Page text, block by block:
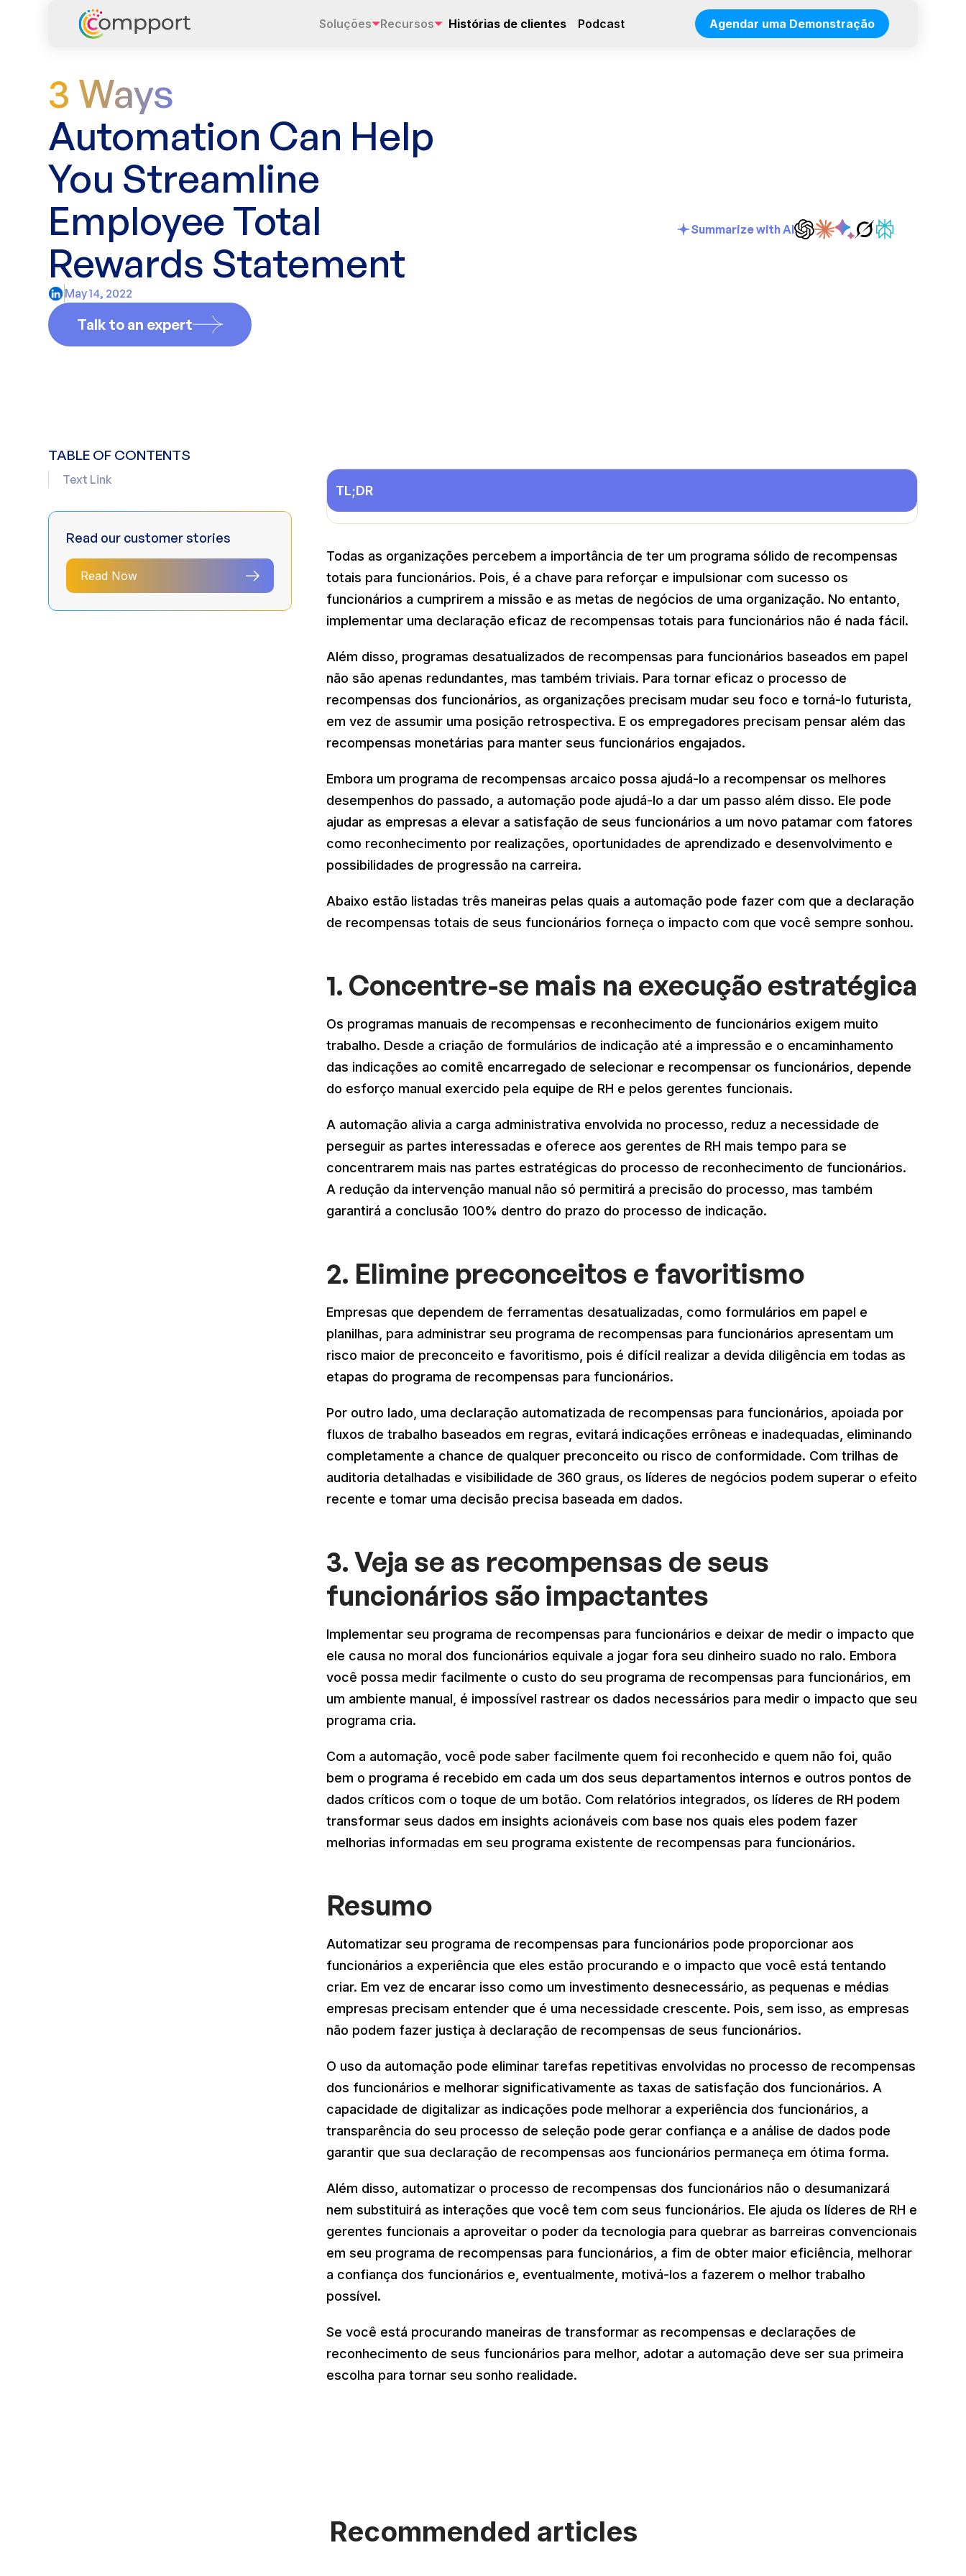
Soluções Recursos Histórias de clientes Podcast Agendar uma Demonstração
3 Ways
Automation Can Help
You Streamline
Employee Total
Rewards Statement
May 14, 2022
Talk to an expert
Summarize with AI
TABLE OF CONTENTS
Text Link
Read our customer stories
Read Now
TL;DR
Todas as organizações percebem a importância de ter um programa sólido de recompensas
totais para funcionários. Pois, é a chave para reforçar e impulsionar com sucesso os
funcionários a cumprirem a missão e as metas de negócios de uma organização. No entanto,
implementar uma declaração eficaz de recompensas totais para funcionários não é nada fácil.
Além disso, programas desatualizados de recompensas para funcionários baseados em papel
não são apenas redundantes, mas também triviais. Para tornar eficaz o processo de
recompensas dos funcionários, as organizações precisam mudar seu foco e torná-lo futurista,
em vez de assumir uma posição retrospectiva. E os empregadores precisam pensar além das
recompensas monetárias para manter seus funcionários engajados.
Embora um programa de recompensas arcaico possa ajudá-lo a recompensar os melhores
desempenhos do passado, a automação pode ajudá-lo a dar um passo além disso. Ele pode
ajudar as empresas a elevar a satisfação de seus funcionários a um novo patamar com fatores
como reconhecimento por realizações, oportunidades de aprendizado e desenvolvimento e
possibilidades de progressão na carreira.
Abaixo estão listadas três maneiras pelas quais a automação pode fazer com que a declaração
de recompensas totais de seus funcionários forneça o impacto com que você sempre sonhou.
1. Concentre-se mais na execução estratégica
Os programas manuais de recompensas e reconhecimento de funcionários exigem muito
trabalho. Desde a criação de formulários de indicação até a impressão e o encaminhamento
das indicações ao comitê encarregado de selecionar e recompensar os funcionários, depende
do esforço manual exercido pela equipe de RH e pelos gerentes funcionais.
A automação alivia a carga administrativa envolvida no processo, reduz a necessidade de
perseguir as partes interessadas e oferece aos gerentes de RH mais tempo para se
concentrarem mais nas partes estratégicas do processo de reconhecimento de funcionários.
A redução da intervenção manual não só permitirá a precisão do processo, mas também
garantirá a conclusão 100% dentro do prazo do processo de indicação.
2. Elimine preconceitos e favoritismo
Empresas que dependem de ferramentas desatualizadas, como formulários em papel e
planilhas, para administrar seu programa de recompensas para funcionários apresentam um
risco maior de preconceito e favoritismo, pois é difícil realizar a devida diligência em todas as
etapas do programa de recompensas para funcionários.
Por outro lado, uma declaração automatizada de recompensas para funcionários, apoiada por
fluxos de trabalho baseados em regras, evitará indicações errôneas e inadequadas, eliminando
completamente a chance de qualquer preconceito ou risco de conformidade. Com trilhas de
auditoria detalhadas e visibilidade de 360 graus, os líderes de negócios podem superar o efeito
recente e tomar uma decisão precisa baseada em dados.
3. Veja se as recompensas de seus
funcionários são impactantes
Implementar seu programa de recompensas para funcionários e deixar de medir o impacto que
ele causa no moral dos funcionários equivale a jogar fora seu dinheiro suado no ralo. Embora
você possa medir facilmente o custo do seu programa de recompensas para funcionários, em
um ambiente manual, é impossível rastrear os dados necessários para medir o impacto que seu
programa cria.
Com a automação, você pode saber facilmente quem foi reconhecido e quem não foi, quão
bem o programa é recebido em cada um dos seus departamentos internos e outros pontos de
dados críticos com o toque de um botão. Com relatórios integrados, os líderes de RH podem
transformar seus dados em insights acionáveis com base nos quais eles podem fazer
melhorias informadas em seu programa existente de recompensas para funcionários.
Resumo
Automatizar seu programa de recompensas para funcionários pode proporcionar aos
funcionários a experiência que eles estão procurando e o impacto que você está tentando
criar. Em vez de encarar isso como um investimento desnecessário, as pequenas e médias
empresas precisam entender que é uma necessidade crescente. Pois, sem isso, as empresas
não podem fazer justiça à declaração de recompensas de seus funcionários.
O uso da automação pode eliminar tarefas repetitivas envolvidas no processo de recompensas
dos funcionários e melhorar significativamente as taxas de satisfação dos funcionários. A
capacidade de digitalizar as indicações pode melhorar a experiência dos funcionários, a
transparência do seu processo de seleção pode gerar confiança e a análise de dados pode
garantir que sua declaração de recompensas aos funcionários permaneça em ótima forma.
Além disso, automatizar o processo de recompensas dos funcionários não o desumanizará
nem substituirá as interações que você tem com seus funcionários. Ele ajuda os líderes de RH e
gerentes funcionais a aproveitar o poder da tecnologia para quebrar as barreiras convencionais
em seu programa de recompensas para funcionários, a fim de obter maior eficiência, melhorar
a confiança dos funcionários e, eventualmente, motivá-los a fazerem o melhor trabalho
possível.
Se você está procurando maneiras de transformar as recompensas e declarações de
reconhecimento de seus funcionários para melhor, adotar a automação deve ser sua primeira
escolha para tornar seu sonho realidade.
Recommended articles